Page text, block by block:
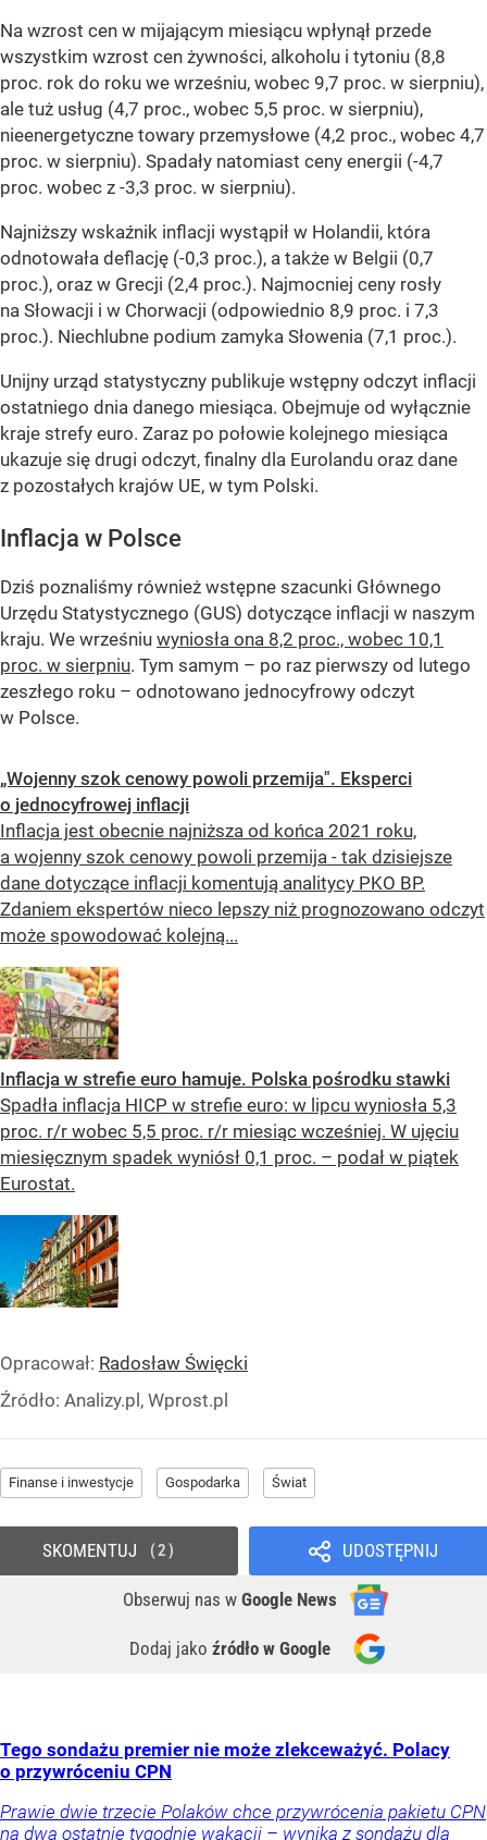
Na wzrost cen w mijającym miesiącu wpłynął przede
wszystkim wzrost cen żywności, alkoholu i tytoniu (8,8
proc. rok do roku we wrześniu, wobec 9,7 proc. w sierpniu),
ale tuż usług (4,7 proc., wobec 5,5 proc. w sierpniu),
nieenergetyczne towary przemysłowe (4,2 proc., wobec 4,7
proc. w sierpniu). Spadały natomiast ceny energii (-4,7
proc. wobec z -3,3 proc. w sierpniu).
Najniższy wskaźnik inflacji wystąpił w Holandii, która
odnotowała deflację (-0,3 proc.), a także w Belgii (0,7
proc.), oraz w Grecji (2,4 proc.). Najmocniej ceny rosły
na Słowacji i w Chorwacji (odpowiednio 8,9 proc. i 7,3
proc.). Niechlubne podium zamyka Słowenia (7,1 proc.).
Unijny urząd statystyczny publikuje wstępny odczyt inflacji
ostatniego dnia danego miesiąca. Obejmuje od wyłącznie
kraje strefy euro. Zaraz po połowie kolejnego miesiąca
ukazuje się drugi odczyt, finalny dla Eurolandu oraz dane
z pozostałych krajów UE, w tym Polski.
Inflacja w Polsce
Dziś poznaliśmy również wstępne szacunki Głównego
Urzędu Statystycznego (GUS) dotyczące inflacji w naszym
kraju. We wrześniu wyniosła ona 8,2 proc., wobec 10,1
proc. w sierpniu. Tym samym – po raz pierwszy od lutego
zeszłego roku – odnotowano jednocyfrowy odczyt
w Polsce.
„Wojenny szok cenowy powoli przemija". Eksperci
o jednocyfrowej inflacji
Inflacja jest obecnie najniższa od końca 2021 roku,
a wojenny szok cenowy powoli przemija - tak dzisiejsze
dane dotyczące inflacji komentują analitycy PKO BP.
Zdaniem ekspertów nieco lepszy niż prognozowano odczyt
może spowodować kolejną...
Inflacja w strefie euro hamuje. Polska pośrodku stawki
Spadła inflacja HICP w strefie euro: w lipcu wyniosła 5,3
proc. r/r wobec 5,5 proc. r/r miesiąc wcześniej. W ujęciu
miesięcznym spadek wyniósł 0,1 proc. – podał w piątek
Eurostat.
Opracował: Radosław Święcki
Źródło: Analizy.pl, Wprost.pl
Finanse i inwestycje Gospodarka Świat
UDOSTĘPNIJ
Obserwuj nas w Google News
Dodaj jako źródło w Google
SKOMENTUJ 2
Tego sondażu premier nie może zlekceważyć. Polacy
o przywróceniu CPN
Prawie dwie trzecie Polaków chce przywrócenia pakietu CPN
na dwa ostatnie tygodnie wakacji – wynika z sondażu dla